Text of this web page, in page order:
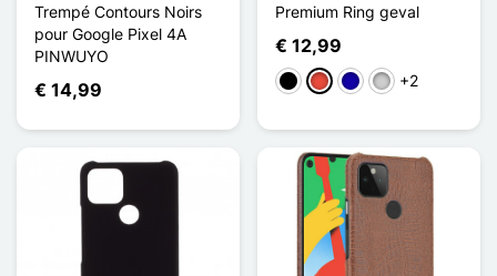
Trempé Contours Noirs
pour Google Pixel 4A
PINWUYO
€ 14,99
Premium Ring geval
€ 12,99
ZwartRoodDonkerblauw
Zilver+2